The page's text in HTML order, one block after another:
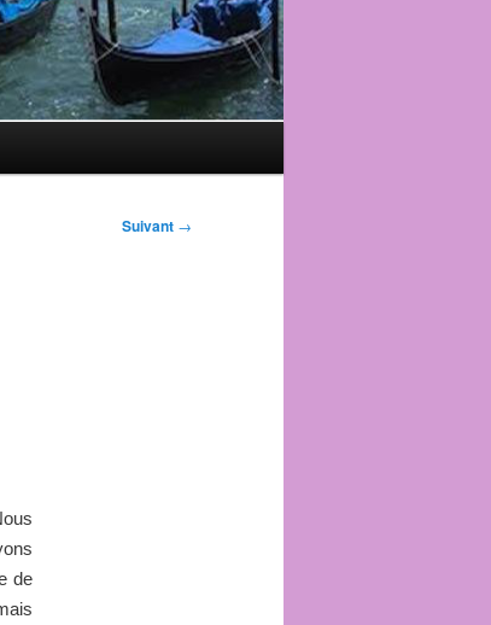
Suivant →
de